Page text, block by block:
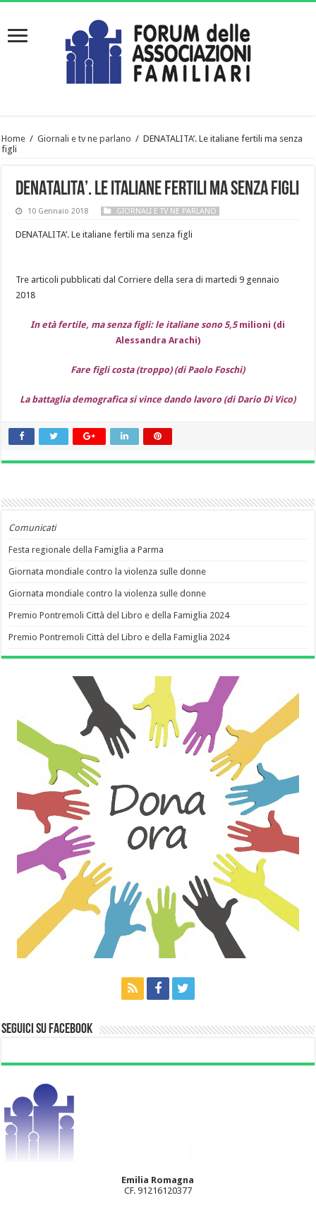
Home / Giornali e tv ne parlano / DENATALITA’. Le italiane fertili ma senza
figli
DENATALITA’. Le italiane fertili ma senza figli
10 Gennaio 2018 GIORNALI E TV NE PARLANO
DENATALITA’. Le italiane fertili ma senza figli
Tre articoli pubblicati dal Corriere della sera di martedi 9 gennaio
2018
In età fertile, ma senza figli: le italiane sono 5,5milioni (di
Alessandra Arachi)
Fare figli costa (troppo) (di Paolo Foschi)
La battaglia demografica si vince dando lavoro (di Dario Di Vico)
Comunicati
Festa regionale della Famiglia a Parma
Giornata mondiale contro la violenza sulle donne
Giornata mondiale contro la violenza sulle donne
Premio Pontremoli Città del Libro e della Famiglia 2024
Premio Pontremoli Città del Libro e della Famiglia 2024
Seguici su Facebook
Emilia Romagna
CF. 91216120377